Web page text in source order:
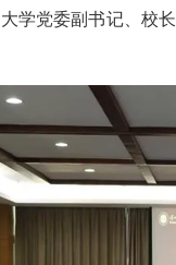
学党委副书记、校